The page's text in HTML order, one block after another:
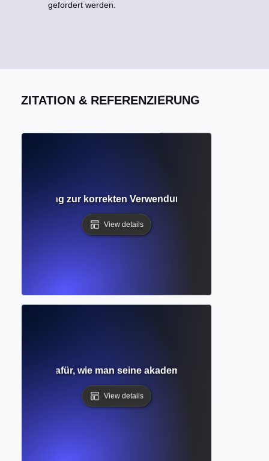
gefordert werden.
ZITATION & REFERENZIERUNG
Anleitung zur korrekten Verwendung von 'Ibid' in
View details
dafür, wie man seine akademischen Quellen
View details